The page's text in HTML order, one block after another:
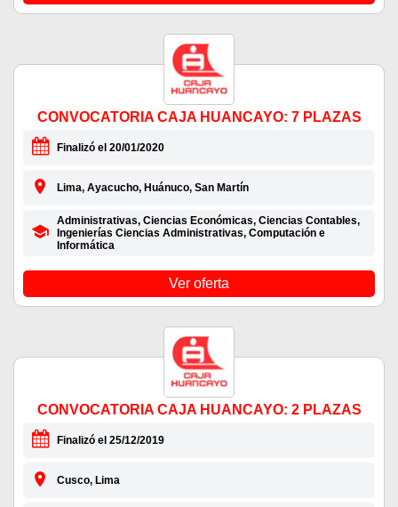
CONVOCATORIA CAJA HUANCAYO: 7 PLAZAS
Finalizó el 20/01/2020
Lima, Ayacucho, Huánuco, San Martín
Administrativas, Ciencias Económicas, Ciencias Contables,
Ingenierías Ciencias Administrativas, Computación e
Informática
Ver oferta
CONVOCATORIA CAJA HUANCAYO: 2 PLAZAS
Finalizó el 25/12/2019
Cusco, Lima